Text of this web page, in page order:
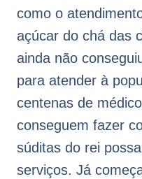
como o
açúcar do chá das
ainda não
para atender à
centenas de
conseguem fazer
súditas do rei
serviços. Já